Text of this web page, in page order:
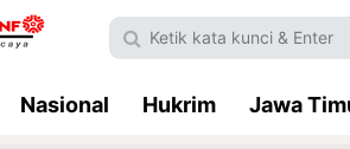
Nasional Hukrim Jawa